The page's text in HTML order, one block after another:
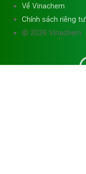
Về Vinachem
Chính sách riêng tư
© 2026 Vinachem